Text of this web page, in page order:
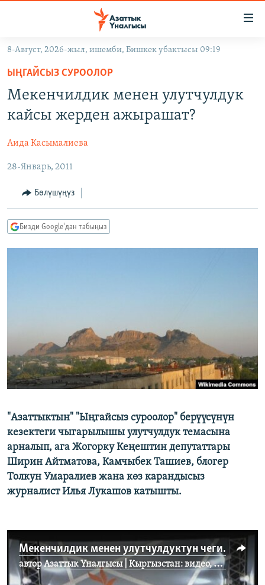
Навигацияга
өтүңүз
Издөөгө
салыңыз
ЖАҢЫЛЫКТАР
ЭКОНОМИКА
МАДАНИЯТ
БОРБОР АЗИЯ
АТАЙЫН ИЛИКТӨӨ
ТВ ПРОГРАММАЛАР
БҮГҮН АЗАТТЫКТА
БИЗ ЖАНА ДҮЙНӨ
ПОДКАСТ
ӨЗГӨЧӨ ПИКИР
ЭЕ/АРнун бардык сайттары
8-Август, 2026-жыл, ишемби, Бишкек убактысы 09:19
ЫҢГАЙСЫЗ СУРООЛОР
Мекенчилдик менен улутчулдук
кайсы жерден ажырашат?
Аида Касымалиева
28-Январь, 2011
Бөлүшүңүз
Бизди Google'дан табыңыз
"Азаттыктын" "Ыңгайсыз суроолор" берүүсүнүн
кезектеги чыгарылышы улутчулдук темасына
арналып, ага Жогорку Кеңештин депутаттары
Ширин Айтматова, Камчыбек Ташиев, блогер
Толкун Умаралиев жана көз карандысыз
журналист Илья Лукашов катышты.
Мекенчилдик менен улутчулдуктун чеги кайда? 1
авторАзаттык Үналгысы | Кыргызстан: видео, фото, кабарлар